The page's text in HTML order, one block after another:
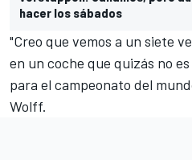
hacer los sábados
"Creo que vemos a un siete
en un coche que quizás no
para el campeonato del
Wolff.